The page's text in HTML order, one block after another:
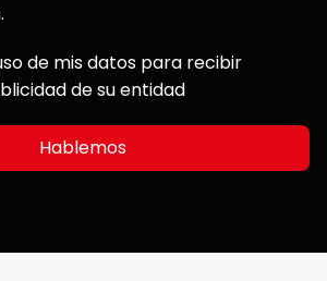
de mis datos para recibir
de su entidad
Hablemos